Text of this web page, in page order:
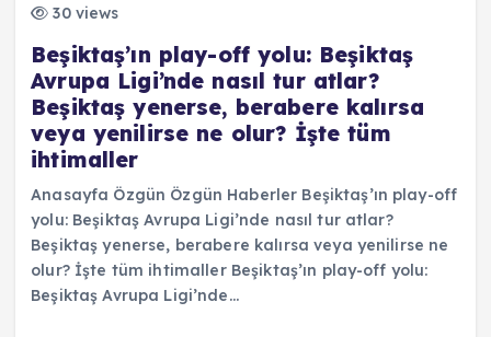
30 views
Beşiktaş’ın play-off yolu: Beşiktaş
Avrupa Ligi’nde nasıl tur atlar?
Beşiktaş yenerse, berabere kalırsa
veya yenilirse ne olur? İşte tüm
ihtimaller
Anasayfa Özgün Özgün Haberler Beşiktaş’ın play-off
yolu: Beşiktaş Avrupa Ligi’nde nasıl tur atlar?
Beşiktaş yenerse, berabere kalırsa veya yenilirse ne
olur? İşte tüm ihtimaller Beşiktaş’ın play-off yolu:
Beşiktaş Avrupa Ligi’nde…